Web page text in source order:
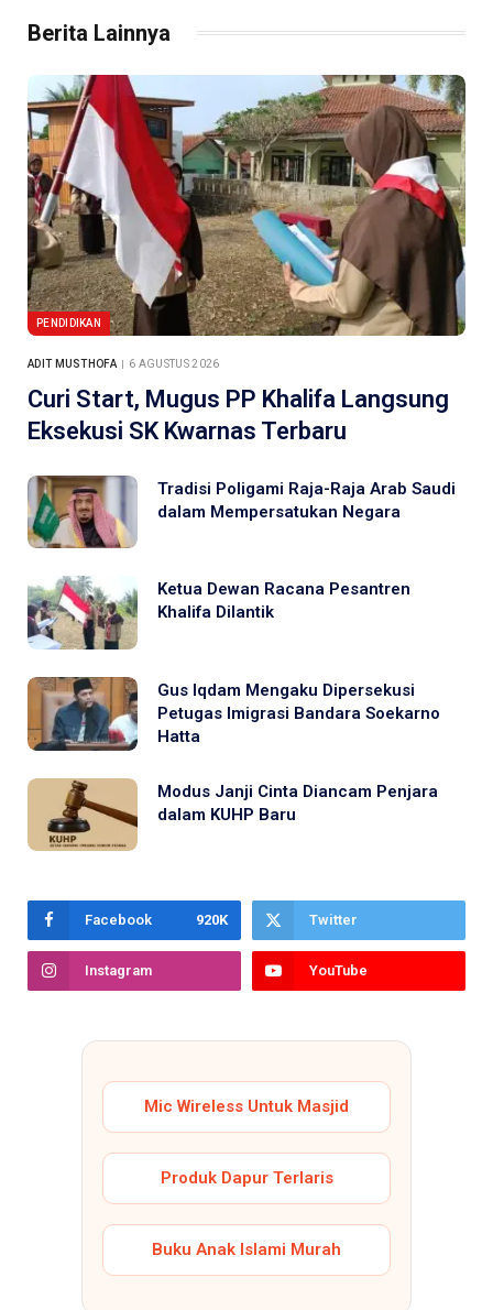
Berita Lainnya
PENDIDIKAN
ADIT MUSTHOFA 6 AGUSTUS 2026
Curi Start, Mugus PP Khalifa Langsung
Eksekusi SK Kwarnas Terbaru
Tradisi Poligami Raja-Raja Arab Saudi
dalam Mempersatukan Negara
Ketua Dewan Racana Pesantren
Khalifa Dilantik
Gus Iqdam Mengaku Dipersekusi
Petugas Imigrasi Bandara Soekarno
Hatta
Modus Janji Cinta Diancam Penjara
dalam KUHP Baru
Facebook 920K Twitter
Instagram YouTube
Mic Wireless Untuk Masjid
Produk Dapur Terlaris
Buku Anak Islami Murah